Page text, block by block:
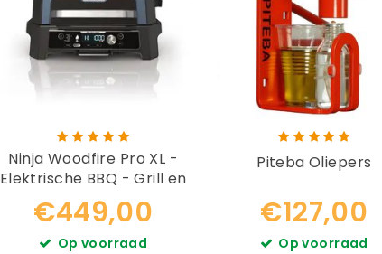
Ninja Woodfire Pro XL -
Elektrische BBQ - Grill en
Smoker OG901EU
€449,00
Op voorraad
Piteba Oliepers
€127,00
Op voorraad